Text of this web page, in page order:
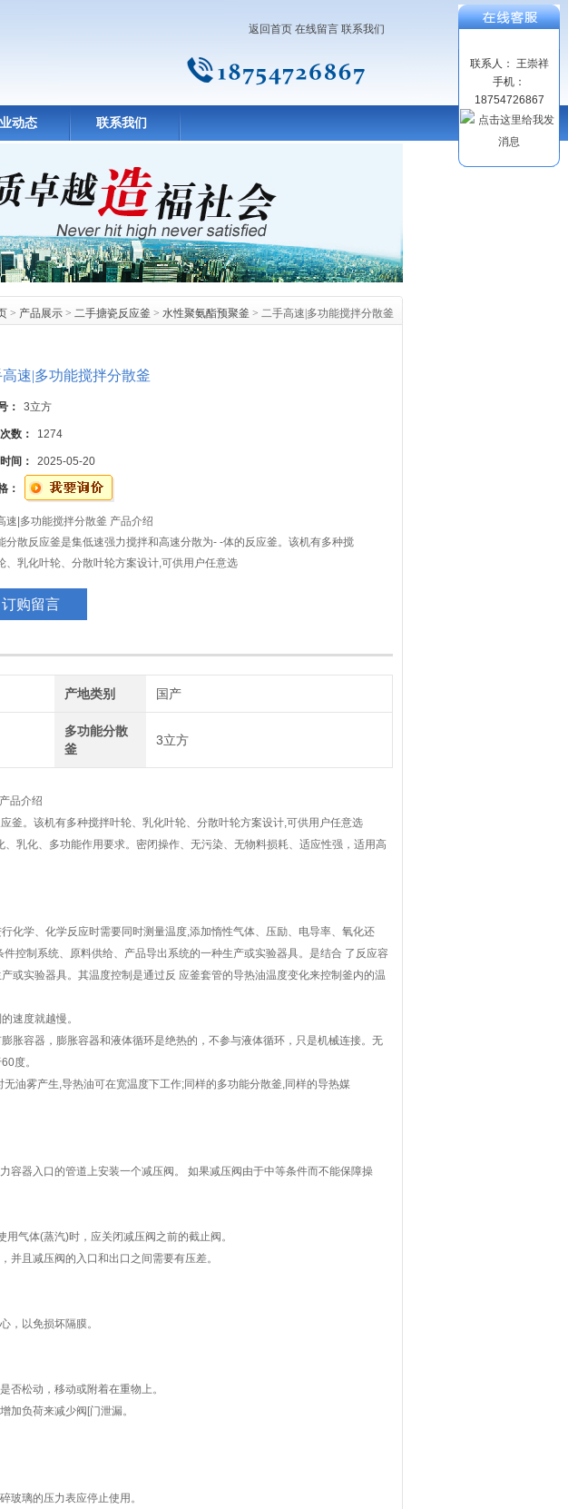
返回首页 在线留言 联系我们
动态 联系我们
> 产品展示 > 二手搪瓷反应釜 > 水性聚氨酯预聚釜 > 二手高速|多功能搅拌分散釜
高速|多功能搅拌分散釜
： 3立方
数： 1274
间： 2025-05-20
：
速|多功能搅拌分散釜 产品介绍
分散反应釜是集低速强力搅拌和高速分散为- -体的反应釜。该机有多种搅
、乳化叶轮、分散叶轮方案设计,可供用户任意选
。密闭操作、无污染、无物料损耗、适应性强，适用高粘
订购留言
产地类别 国产
多功能分散
釜
3立方
产品介绍
釜。该机有多种搅拌叶轮、乳化叶轮、分散叶轮方案设计,可供用户任意选
乳化、多功能作用要求。密闭操作、无污染、无物料损耗、适应性强，适用高
化学、化学反应时需要同时测量温度,添加惰性气体、压励、电导率、氧化还
控制系统、原料供给、产品导出系统的一种生产或实验器具。是结合 了反应容
或实验器具。其温度控制是通过反 应釜套管的导热油温度变化来控制釜内的温
速度就越慢。
胀容器，膨胀容器和液体循环是绝热的，不参与液体循环，只是机械连接。无
度。
油雾产生,导热油可在宽温度下工作;同样的多功能分散釜,同样的导热媒
容器入口的管道上安装一个减压阀。 如果减压阀由于中等条件而不能保障操
气体(蒸汽)时，应关闭减压阀之前的截止阀。
并且减压阀的入口和出口之间需要有压差。
，以免损坏隔膜。
否松动，移动或附着在重物上。
加负荷来减少阀[门泄漏。
玻璃的压力表应停止使用。
联系人： 王崇祥
手机：
18754726867